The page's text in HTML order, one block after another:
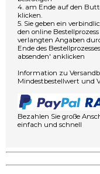
4. am Ende auf den
klicken.
5. Sie geben ein
den online
verlangten Angaben
Ende des
absenden' anklicken
Information zu
Mindestbestellwert und
Bezahlen Sie große
einfach und schnell